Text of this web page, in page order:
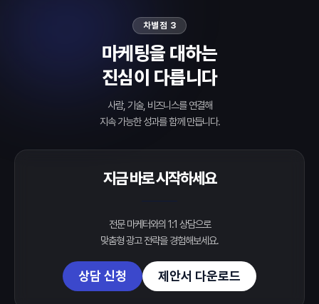
차별점 3
마케팅을 대하는
진심이 다릅니다
사람, 기술, 비즈니스를 연결해
지속 가능한 성과를 함께 만듭니다.
지금 바로 시작하세요
전문 마케터와의 1:1 상담으로
맞춤형 광고 전략을 경험해보세요.
상담 신청 제안서 다운로드